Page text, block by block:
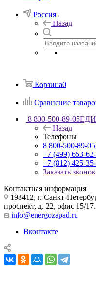
Россия
Назад
Корзина0
Сравнение
8 800-500-89-05
Назад
Телефоны
8 800-500-89-05
+7 (499) 653-
+7 (812) 425-
Заказать звонок
Контактная информация
198412, г. Санкт-
проспект, д. 22, офис 15/17.
info@energozapad.ru
Вконтакте